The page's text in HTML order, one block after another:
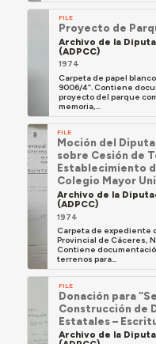
FILE
Proyecto de
Archivo de la
(ADPCC)
1974
Carpeta de papel
9006/4”. Contiene
proyecto del parque
memoria,...
FILE
Moción del
sobre Cesión de
Establecimiento
Colegio Mayor
Archivo de la
(ADPCC)
1974
Carpeta de expediente
Provincial de Cáceres,
Contiene
terrenos para...
FILE
Donación para
Construcción de
Estatales –
Archivo de la